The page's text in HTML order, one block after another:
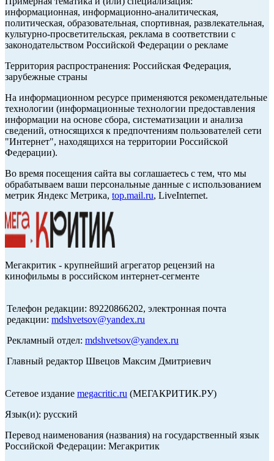
информационная, информационно-аналитическая,
политическая, образовательная, спортивная, развлекательная,
культурно-просветительская, реклама в соответствии с
законодательством Российской Федерации о рекламе
Территория распространения: Российская Федерация,
зарубежные страны
На информационном ресурсе применяются рекомендательные
технологии (информационные технологии предоставления
информации на основе сбора, систематизации и анализа
сведений, относящихся к предпочтениям пользователей сети
"Интернет", находящихся на территории Российской
Федерации).
Во время посещения сайта вы соглашаетесь с тем, что мы
обрабатываем ваши персональные данные с использованием
метрик Яндекс Метрика, top.mail.ru, LiveInternet.
Мегакритик - крупнейший агрегатор рецензий на
кинофильмы в российском интернет-сегменте
Телефон редакции: 89220866202, электронная почта
редакции: mdshvetsov@yandex.ru
Рекламный отдел: mdshvetsov@yandex.ru
Главный редактор Швецов Максим Дмитриевич
Сетевое издание megacritic.ru (МЕГАКРИТИК.РУ)
Язык(и): русский
Перевод наименования (названия) на государственный язык
Российской Федерации: Мегакритик